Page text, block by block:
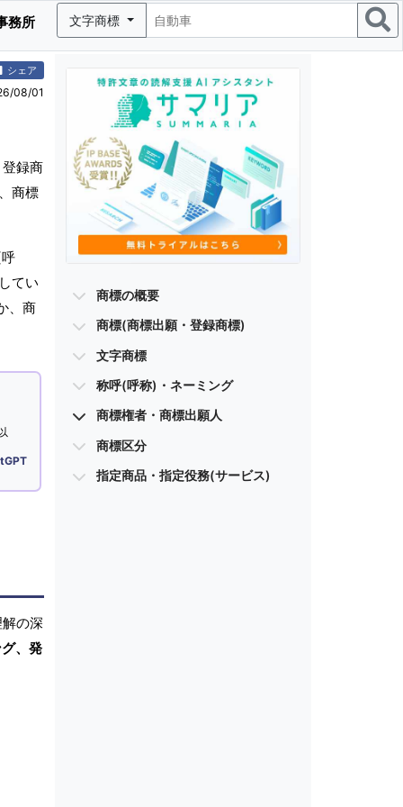
務所 文字商標
シェア
08/01
録商
商標
てい
、商
の深
、発
商標の概要
商標(商標出願・登録商標)
文字商標
称呼(呼称)・ネーミング
商標権者・商標出願人
商標区分
指定商品・指定役務(サービス)